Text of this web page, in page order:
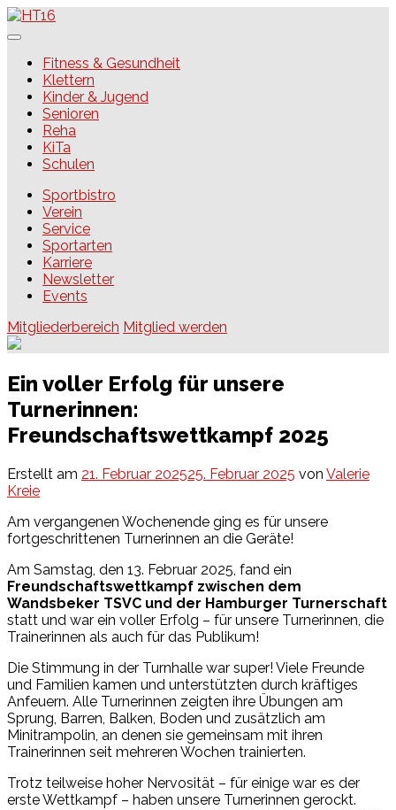
Skip
to
HT16Fitness & Gesundheit
Klettern
Kinder & Jugend
Senioren
Reha
KiTa
Schulen
Sportbistro
Verein
Service
Sportarten
Karriere
Newsletter
Events
Mitgliederbereich Mitglied werden
Ein voller Erfolg für unsere
Turnerinnen:
Freundschaftswettkampf 2025
Erstellt am 21. Februar 202525. Februar 2025 von Valerie
Kreie
Am vergangenen Wochenende ging es für unsere
fortgeschrittenen Turnerinnen an die Geräte!
Am Samstag, den 13. Februar 2025, fand ein
Freundschaftswettkampf zwischen dem
Wandsbeker TSVC und der Hamburger Turnerschaft
statt und war ein voller Erfolg – für unsere Turnerinnen, die
Trainerinnen als auch für das Publikum!
Die Stimmung in der Turnhalle war super! Viele Freunde
und Familien kamen und unterstützten durch kräftiges
Anfeuern. Alle Turnerinnen zeigten ihre Übungen am
Sprung, Barren, Balken, Boden und zusätzlich am
Minitrampolin, an denen sie gemeinsam mit ihren
Trainerinnen seit mehreren Wochen trainierten.
Trotz teilweise hoher Nervosität – für einige war es der
erste Wettkampf – haben unsere Turnerinnen gerockt.